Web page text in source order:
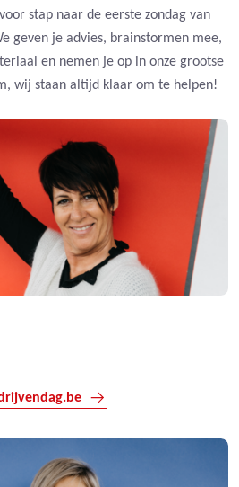
stap naar de eerste zondag van
geven je advies, brainstormen mee,
en nemen je op in onze grootse
wij staan altijd klaar om te helpen!